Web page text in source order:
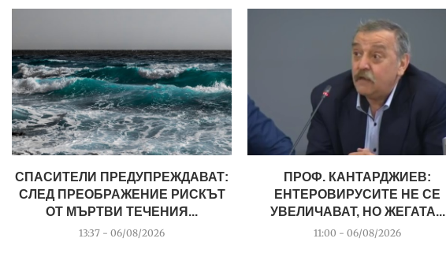
СПАСИТЕЛИ ПРЕДУПРЕЖДАВАТ:
СЛЕД ПРЕОБРАЖЕНИЕ РИСКЪТ
ОТ МЪРТВИ ТЕЧЕНИЯ...
13:37 - 06/08/2026
ПРОФ. КАНТАРДЖИЕВ:
ЕНТЕРОВИРУСИТЕ НЕ СЕ
УВЕЛИЧАВАТ, НО ЖЕГАТА...
11:00 - 06/08/2026